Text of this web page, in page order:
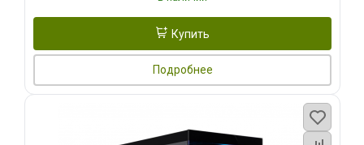
Купить
Подробнее